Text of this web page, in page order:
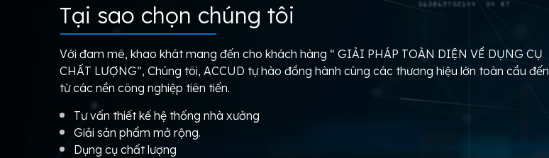
Tại sao chọn chúng tôi
Với đam mê, khao khát mang đến cho khách hàng “ GIẢI PHÁP TOÀN DIỆN VỀ DỤNG CỤ
CHẤT LƯỢNG”, Chúng tôi, ACCUD tự hào đồng hành cùng các thương hiệu lớn toàn cầu đến
từ các nền công nghiệp tiên tiến.
Tư vấn thiết kế hệ thống nhà xưởng
Giải sản phẩm mở rộng.
Dụng cụ chất lượng